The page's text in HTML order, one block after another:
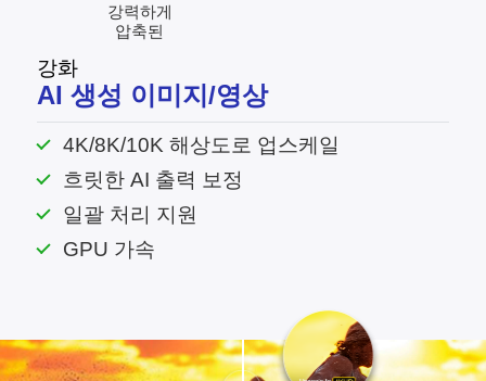
강력하게
압축된
강화
AI 생성 이미지/영상
4K/8K/10K 해상도로 업스케일
흐릿한 AI 출력 보정
일괄 처리 지원
GPU 가속